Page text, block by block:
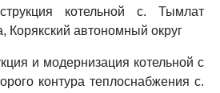
котельной с. Тымлат
Корякский автономный округ
и модернизация котельной с
контура теплоснабжения с.